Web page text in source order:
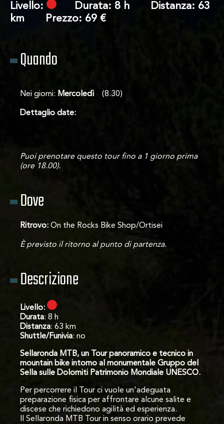
Su di noi
Livello:
Durata: 8 h Distanza: 63
km Prezzo: 69 €
Quando
Nei giorni: Mercoledì(8.30)
Dettaglio date:
Puoi prenotare questo tour fino a 1 giorno prima
(ore 18.00).
Dove
Ritrovo: On the Rocks Bike Shop/Ortisei
È previsto il ritorno al punto di partenza.
Descrizione
Livello:
Durata: 8 h
Distanza: 63 km
Shuttle/Funivia: no
Sellaronda MTB, un Tour panoramico e tecnico in
mountain bike intorno al monumentale Gruppo del
Sella sulle Dolomiti Patrimonio Mondiale UNESCO.
Per percorrere il Tour ci vuole un'adeguata
preparazione fisica per affrontare alcune salite e
discese che richiedono agilità ed esperienza.
Il Sellaronda MTB Tour in senso orario prevede